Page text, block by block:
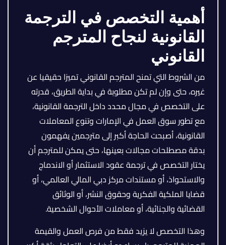
أهمية التخصص في الترجمة
القانونية لنجاح المترجم
القانوني
من الشروط التي تمنح المترجم القانوني تميزا حقيقيا عن
غيره، حتى وإن لم تكن مطلوبة في بداية الطريق، قدرته
على التخصص في مجال محدد داخل الترجمة القانونية،
مع تطور سوق العمل في الإمارات وتنوع المعاملات
القانونية، أصبحت الحاجة أكبر إلى مترجمين يفهمون
بدقة مصطلحات مجالات بعينها، حتى يمكن للمترجم أن
يختار التخصص في ترجمة عقود الاستثمار أو الاندماج
والاستحواذ، أو مستندات مركز دبي المالي العالمي، أو
قضايا الملكية الفكرية وحقوق النشر، أو الوثائق
القضائية والجنائية، أو معاملات الأحوال الشخصية.
وهذا التخصص لا يزيد فقط من فرص العمل والقيمة